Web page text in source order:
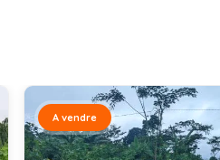
A vendre